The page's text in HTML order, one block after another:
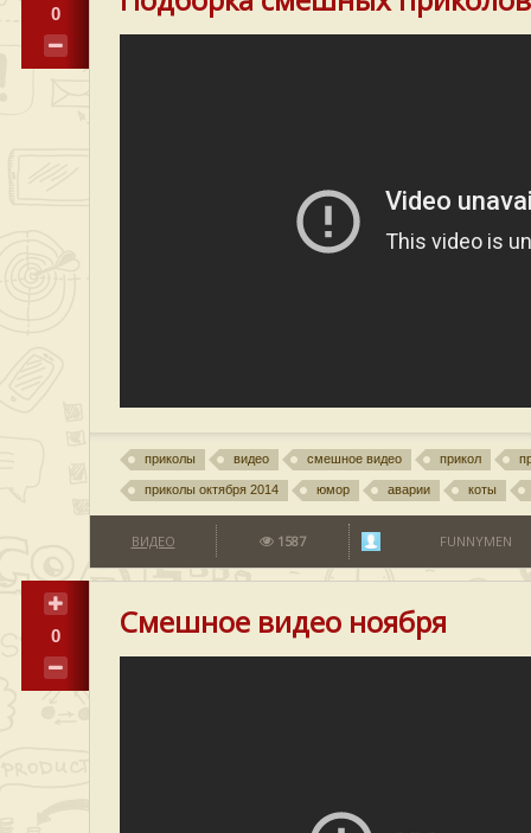
0
приколы видео смешное видео прикол
приколы октября 2014 юмор аварии коты
ВИДЕО 1587 FUNNYMEN
0 Смешное видео ноября